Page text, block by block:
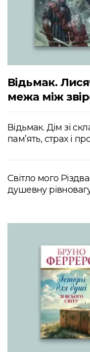
Відьмак.
межа між
Відьмак. Дім зі
пам’ять, страх і
Світло мого
душевну